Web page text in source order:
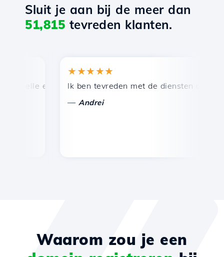
Sluit je aan bij de meer dan
51,815 tevreden klanten.
en efficiënte technische ondersteuning.
★★★★★
Ik ben tevreden met de diensten die door
Andrei
Waarom zou je een